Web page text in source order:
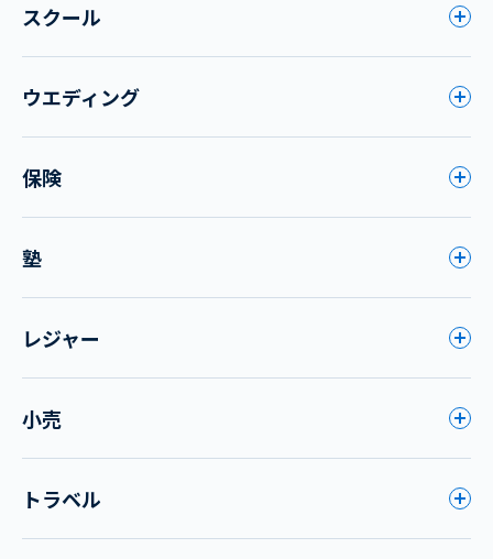
スクール
ウエディング
保険
塾
レジャー
小売
トラベル